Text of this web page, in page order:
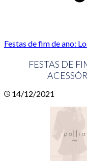
Festas de fim de ano:
FESTAS DE
14/12/2021